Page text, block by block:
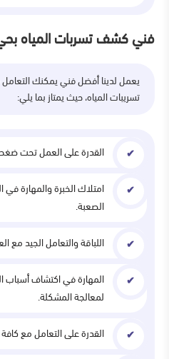
فني كشف تسربات المياه
يعمل لدينا أفضل فني يمكنك
تسريبات المياه، حيث يمتاز بما يلي:
القدرة على العمل تحت
امتلاك الخبرة والمهارة
الصعبة.
اللباقة والتعامل الجيد مع
المهارة في اكتشاف
لمعالجة المشكلة.
القدرة على التعامل مع كافة